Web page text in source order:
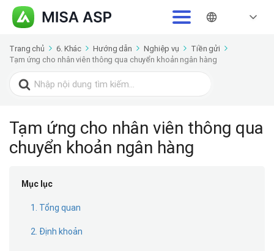
Trang chủ 6. Khác Hướng dẫn Nghiệp vụ
Tiền gửi
Tạm ứng cho nhân viên thông qua chuyển khoản ngân hàng
Search
for:
Tạm ứng cho nhân viên thông qua
chuyển khoản ngân hàng
Mục lục
1. Tổng quan
2. Định khoản